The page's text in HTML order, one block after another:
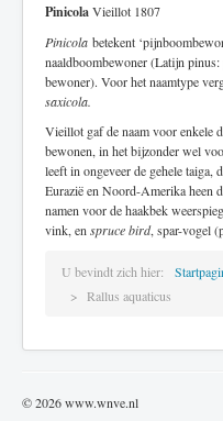
PinicolaVieillot 1807
Pinicola betekent
naaldboombewoner (Latijn
bewoner). Voor het naamtype
saxicola.
Vieillot gaf de naam voor enkele
bewonen, in het bijzonder wel
leeft in ongeveer de gehele
Eurazië en Noord-Amerika heen
namen voor de haakbek
vink, enspruce bird, spar-vogel
U bevindt zich hier:
Rallus aquaticus
© 2026 www.wnve.nl